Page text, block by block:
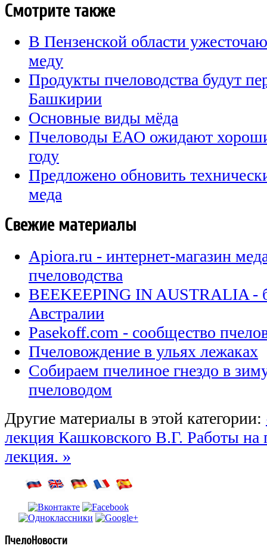
Смотрите также
В Пензенской области
меду
Продукты пчеловодства будут
Башкирии
Основные виды мёда
Пчеловоды ЕАО ожидают
году
Предложено обновить
меда
Свежие материалы
Apiora.ru - интернет-магазин
пчеловодства
BEEKEEPING IN AUSTRALIA -
Австралии
Pasekoff.com - сообщество
Пчеловождение в ульях лежаках
Собираем пчелиное гнездо в
пчеловодом
Другие материалы в этой категории:
лекция Кашковского В.Г. Работы на
лекция. »
ПчелоНовости